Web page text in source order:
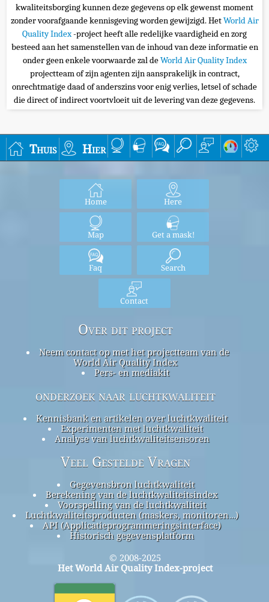
kwaliteitsborging kunnen deze gegevens op elk gewenst moment
zonder voorafgaande kennisgeving worden gewijzigd. HetWorld Air
Quality Index-project heeft alle redelijke vaardigheid en zorg
besteed aan het samenstellen van de inhoud van deze informatie en
onder geen enkele voorwaarde zal deWorld Air Quality Index
projectteam of zijn agenten zijn aansprakelijk in contract,
onrechtmatige daad of anderszins voor enig verlies, letsel of schade
die direct of indirect voortvloeit uit de levering van deze gegevens.
Thuis Hier
Home Here
Map Get a mask!
Faq Search
Contact
Over dit project
Neem contact op met het projectteam van de
World Air Quality Index
Pers- en mediakit
onderzoek naar luchtkwaliteit
Kennisbank en artikelen over luchtkwaliteit
Experimenten met luchtkwaliteit
Analyse van luchtkwaliteitsensoren
Veel Gestelde Vragen
Gegevensbron luchtkwaliteit
Berekening van de luchtkwaliteitsindex
Voorspelling van de luchtkwaliteit
Luchtkwaliteitsproducten (maskers, monitoren…)
API (Applicatieprogrammeringsinterface)
Historisch gegevensplatform
© 2008-2025
Het World Air Quality Index-project